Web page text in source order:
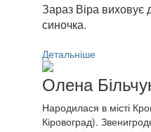
Зараз Віра виховує
синочка.
Детальніше
Олена
Народилася в місті
Кіровоград).